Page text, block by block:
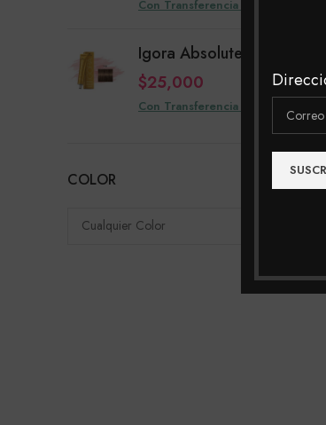
Con Transferencia $14,880
Igora Absolutes 7-50
$25,000
Con Transferencia $24,000
COLOR
Cualquier Color